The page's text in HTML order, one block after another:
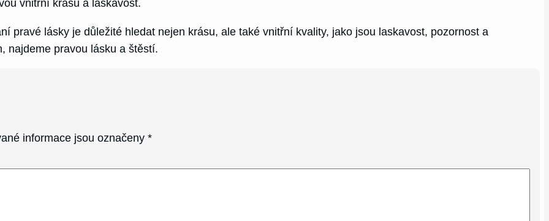
vnitřní krásu a laskavost.
pravé lásky je důležité hledat nejen krásu, ale také vnitřní kvality, jako jsou laskavost, pozornost a
najdeme pravou lásku a štěstí.
informace jsou označeny*